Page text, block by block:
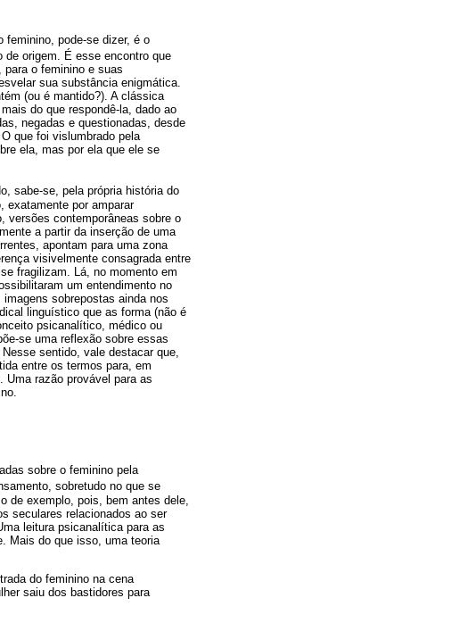
feminino, pode-se dizer, é o
de origem. É esse encontro que
o feminino e suas
sua substância enigmática.
(ou é mantido?). A clássica
do que respondê-la, dado ao
negadas e questionadas, desde
que foi vislumbrado pela
ela, mas por ela que ele se
sabe-se, pela própria história do
exatamente por amparar
versões contemporâneas sobre o
a partir da inserção de uma
apontam para uma zona
visivelmente consagrada entre
fragilizam. Lá, no momento em
um entendimento no
sobrepostas ainda nos
linguístico que as forma (não é
psicanalítico, médico ou
se uma reflexão sobre essas
sentido, vale destacar que,
entre os termos para, em
razão provável para as
sobre o feminino pela
sobretudo no que se
de exemplo, pois, bem antes dele,
seculares relacionados ao ser
leitura psicanalítica para as
Mais do que isso, uma teoria
do feminino na cena
saiu dos bastidores para